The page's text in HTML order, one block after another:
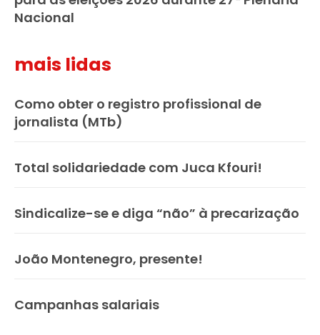
Nacional
mais lidas
Como obter o registro profissional de
jornalista (MTb)
Total solidariedade com Juca Kfouri!
Sindicalize-se e diga “não” à precarização
João Montenegro, presente!
Campanhas salariais